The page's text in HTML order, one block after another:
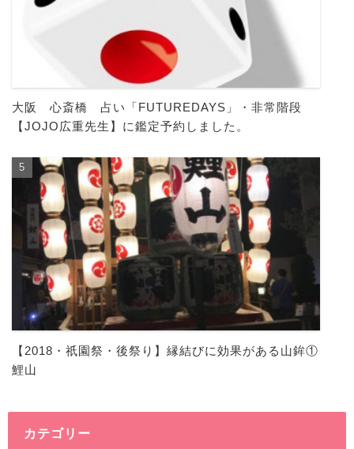
大阪 心斎橋 占い「FUTUREDAYS」・非常階段
【JOJO広重先生】に鑑定予約しました。
【2018・祇園祭・後祭り】縁結びに効果がある山鉾①
鯉山
カテゴリー